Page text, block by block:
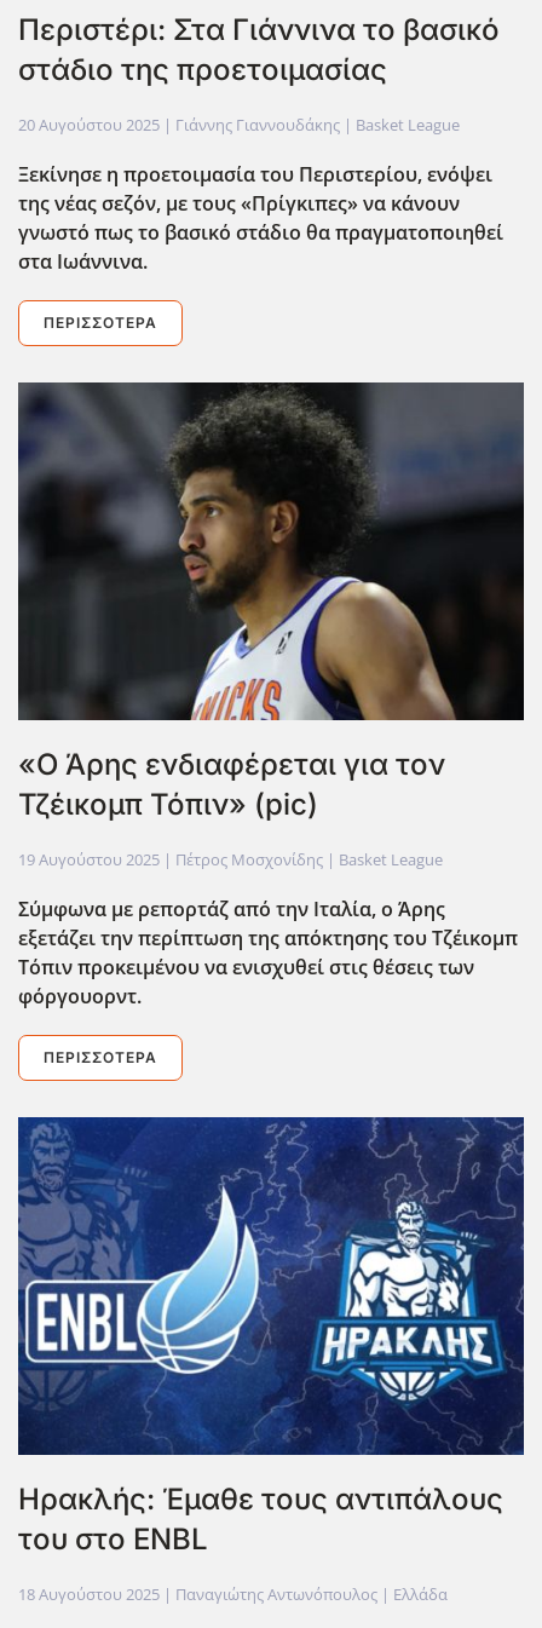
Περιστέρι: Στα Γιάννινα το βασικό
στάδιο της προετοιμασίας
20 Αυγούστου 2025 | Γιάννης Γιαννουδάκης | Basket League
Ξεκίνησε η προετοιμασία του Περιστερίου, ενόψει
της νέας σεζόν, με τους «Πρίγκιπες» να κάνουν
γνωστό πως το βασικό στάδιο θα πραγματοποιηθεί
στα Ιωάννινα.
ΠΕΡΙΣΣΌΤΕΡΑ
«Ο Άρης ενδιαφέρεται για τον
Τζέικομπ Τόπιν» (pic)
19 Αυγούστου 2025 | Πέτρος Μοσχονίδης | Basket League
Σύμφωνα με ρεπορτάζ από την Ιταλία, ο Άρης
εξετάζει την περίπτωση της απόκτησης του Τζέικομπ
Τόπιν προκειμένου να ενισχυθεί στις θέσεις των
φόργουορντ.
ΠΕΡΙΣΣΌΤΕΡΑ
Ηρακλής: Έμαθε τους αντιπάλους
του στο ENBL
18 Αυγούστου 2025 | Παναγιώτης Αντωνόπουλος | Ελλάδα